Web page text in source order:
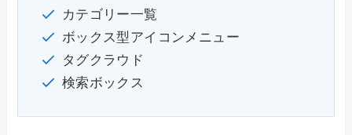
カテゴリー一覧
ボックス型アイコンメニュー
タグクラウド
検索ボックス